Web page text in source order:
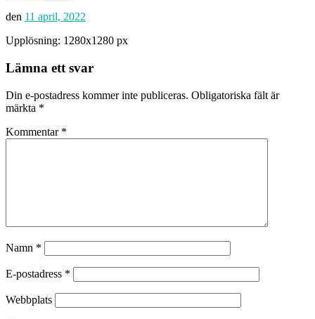
den 11 april, 2022
Upplösning: 1280x1280 px
Lämna ett svar
Din e-postadress kommer inte publiceras. Obligatoriska fält är
märkta *
Kommentar *
Namn *
E-postadress *
Webbplats